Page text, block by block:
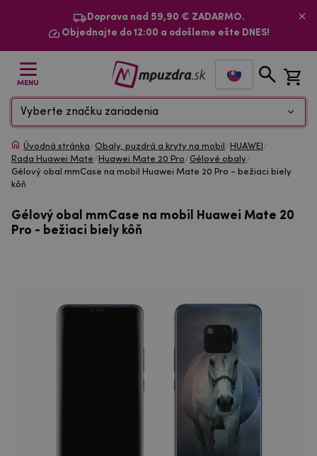
Doprava nad 59,90 € ZADARMO.
Objednajte do 12:00 a odošleme ešte DNES!
MENU
Vyberte značku zariadenia
Úvodná stránka/Obaly, puzdrá a kryty na mobil / HUAWEI /
Rada Huawei Mate/ Huawei Mate 20 Pro/Gélové obaly/
Gélový obal mmCase na mobil Huawei Mate 20 Pro - bežiaci biely
kôň
Gélový obal mmCase na mobil Huawei Mate 20
Pro - bežiaci biely kôň